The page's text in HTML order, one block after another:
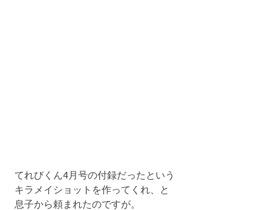
てれびくん4月号の付録だったという
キラメイショットを作ってくれ、と
息子から頼まれたのですが。